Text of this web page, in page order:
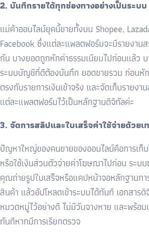
2. บันทึกรายได้ทุกช่องทางอย่างเป็นระบบ
แม่ค้าออนไลน์ยุคนี้ขายทั้งบน Shopee,
Facebook ซึ่งแต่ละแพลตฟอร์มจะมีรายงาน
กัน บางยอดถูกหักค่าธรรมเนียมไปก่อนแล้ว
ระบบบัญชีที่ดีต้องบันทึก ยอดขายรวม ก่อนหัก
ตรงกับรายการเงินเข้าจริง และจัดเก็บรายง
แต่ละแพลตฟอร์มไว้เป็นหลักฐานดิจิทัลค่ะ
3. จัดการสลิปและใบเสร็จค่าใช้จ่ายด้วยเ
ปัญหาใหญ่ของคนขายของออนไลน์คือการเก็บ
หรือใช้เงินส่วนตัวจ่ายค่าโฆษณาไปก่อน ระบ
คุณถ่ายรูปใบเสร็จหรือแคปหน้าจอหลักฐานกา
สินค้า แล้วอัปโหลดเข้าระบบได้ทันที เอกสาร
หมวดหมู่ไว้อย่างดี ไม่มีวันจางหาย และพร้อ
ทันทีหากมีการเรียกตรวจ